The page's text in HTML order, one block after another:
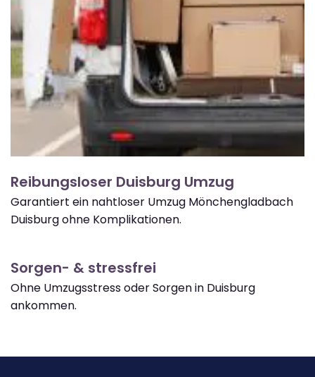
Reibungsloser Duisburg Umzug
Garantiert ein nahtloser Umzug Mönchengladbach
Duisburg ohne Komplikationen.
Sorgen- & stressfrei
Ohne Umzugsstress oder Sorgen in Duisburg
ankommen.